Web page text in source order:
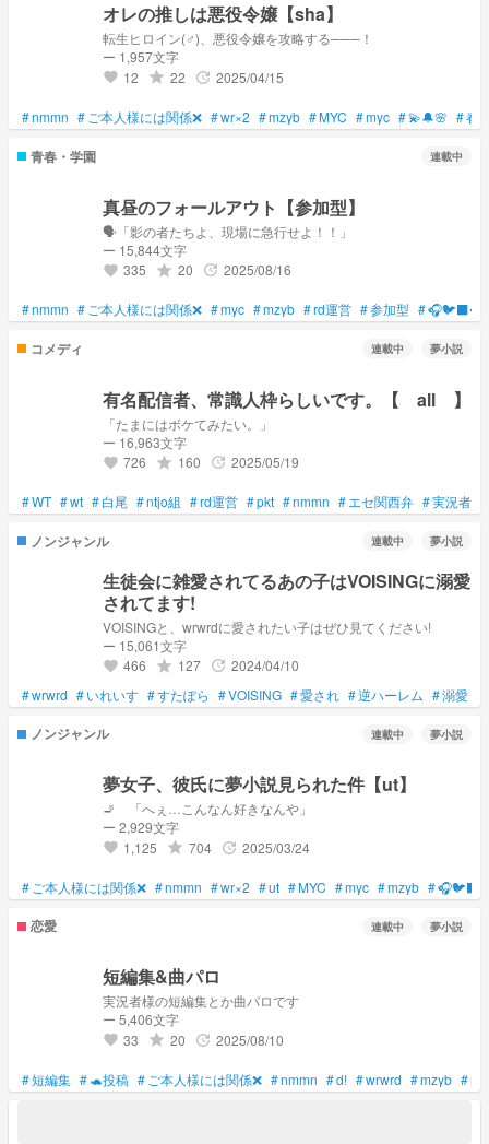
オレの推しは悪役令嬢【sha】
転生ヒロイン(♂)、悪役令嬢を攻略する───！
ー 1,957文字
favorite 12 grade 22 update 2025/04/15
#nmmn # ご本人様には関係❌ #wr×2 #mzyb #MYC #myc #💫🔔🌸 #春
青春・学園 連載中
真昼のフォールアウト【参加型】
🗣️「影の者たちよ、現場に急行せよ！！」
ー 15,844文字
favorite 335 grade 20 update 2025/08/16
#nmmn # ご本人様には関係❌ #myc #mzyb #rd運営 #参加型 #🎧🐦‍⬛🗝️
コメディ 連載中 夢小説
有名配信者、常識人枠らしいです。【 all 】
「たまにはボケてみたい。」
ー 16,963文字
favorite 726 grade 160 update 2025/05/19
#WT #wt #白尾 #ntjo組 #rd運営 #pkt #nmmn #エセ関西弁 #実況者
ノンジャンル 連載中 夢小説
生徒会に雑愛されてるあの子はVOISINGに溺愛
されてます!
VOISINGと、wrwrdに愛されたい子はぜひ見てください!
ー 15,061文字
favorite 466 grade 127 update 2024/04/10
#wrwrd #いれいす #すたぽら #VOISING #愛され #逆ハーレム #溺愛
ノンジャンル 連載中 夢小説
夢女子、彼氏に夢小説見られた件【ut】
🚬 「へぇ…こんなん好きなんや」
ー 2,929文字
favorite 1,125 grade 704 update 2025/03/24
# ご本人様には関係❌ #nmmn #wr×2 #ut #MYC #myc #mzyb #
恋愛 連載中 夢小説
短編集&曲パロ
実況者様の短編集とか曲パロです
ー 5,406文字
favorite 33 grade 20 update 2025/08/10
#短編集 #🐢投稿 # ご本人様には関係❌ #nmmn #d! #wrwrd #mzyb #